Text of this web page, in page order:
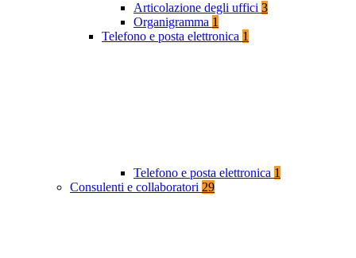
Articolazione degli uffici 3
Organigramma 1
Telefono e posta elettronica 1
Telefono e posta elettronica 1
Consulenti e collaboratori 29